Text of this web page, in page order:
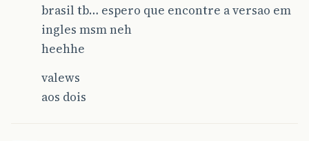
brasil tb… espero que encontre a versao em
ingles msm neh
heehhe
valews
aos dois